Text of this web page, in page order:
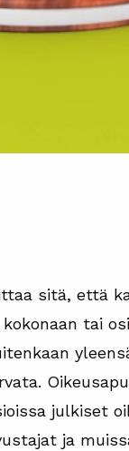
sitä, että
tai
julkiset
ja